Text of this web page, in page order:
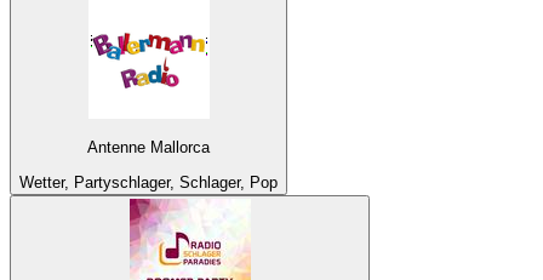
Antenne Mallorca
Wetter, Partyschlager, Schlager, Pop